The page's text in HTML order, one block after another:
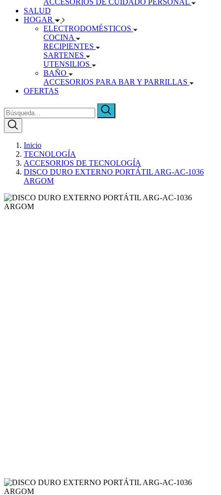
ACCESORIOS DE CUIDADO PERSONAL
SALUD
HOGAR
ELECTRODOMÉSTICOS
COCINA
RECIPIENTES
SARTENES
UTENSILIOS
BAÑO
ACCESORIOS PARA BAR Y PARRILLAS
OFERTAS
Inicio
TECNOLOGÍA
ACCESORIOS DE TECNOLOGÍA
DISCO DURO EXTERNO PORTÁTIL ARG-AC-1036
ARGOM